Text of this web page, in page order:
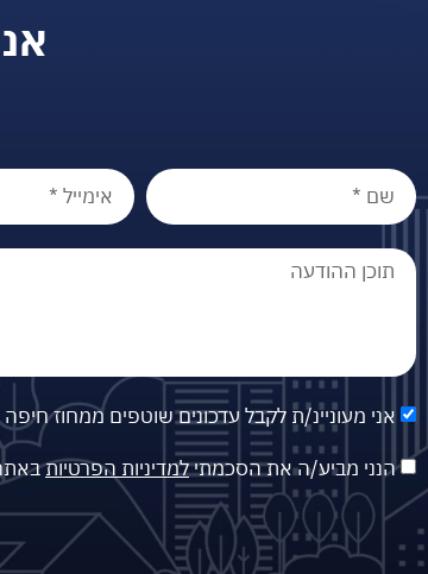
אני מעוניינ/ת לקבל עדכונים שוטפים ממחוז
הנני מביע/ה את הסכמתילמדיניות הפרטיות